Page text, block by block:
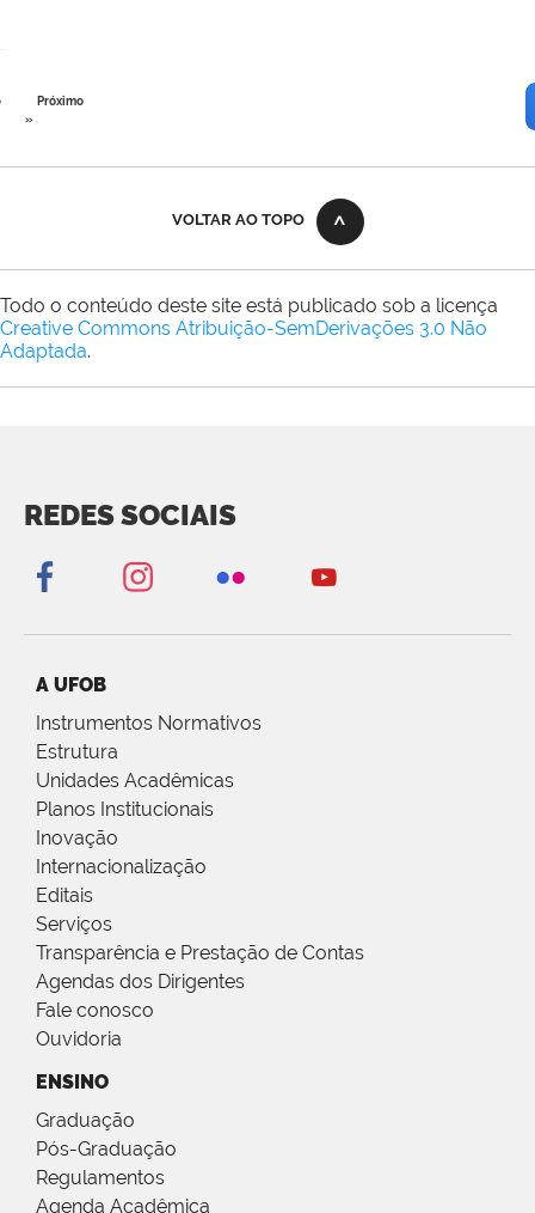
Próximo
»
VOLTAR AO TOPO
Todo o conteúdo deste site está publicado sob a licença
Creative Commons Atribuição-SemDerivações 3.0 Não
Adaptada.
REDES SOCIAIS
A UFOB
Instrumentos Normativos
Estrutura
Unidades Acadêmicas
Planos Institucionais
Inovação
Internacionalização
Editais
Serviços
Transparência e Prestação de Contas
Agendas dos Dirigentes
Fale conosco
Ouvidoria
ENSINO
Graduação
Pós-Graduação
Regulamentos
Agenda Acadêmica